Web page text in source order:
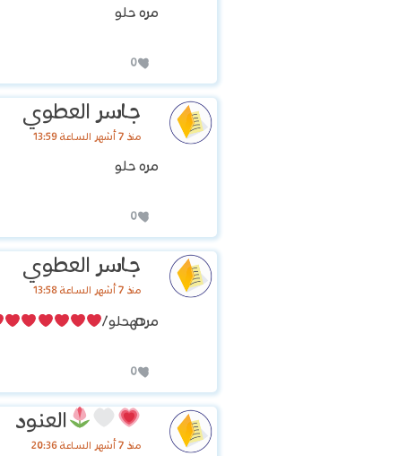
مره حلو
0
جاسر العطوي
منذ 7 أشهر الساعة 13:59
مره حلو
0
جاسر العطوي
منذ 7 أشهر الساعة 13:58
مرههحلو/
0
العنود
منذ 7 أشهر الساعة 20:36